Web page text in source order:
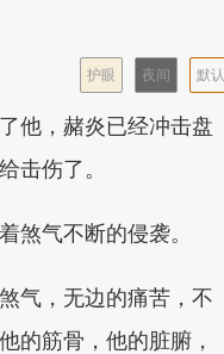
默认
夜间
护眼
他，赭炎已经冲击盘
击伤了。
煞气不断的侵袭。
气，无边的痛苦，不
的筋骨，他的脏腑，